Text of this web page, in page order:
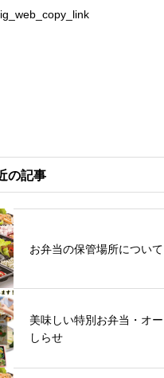
の記事
お弁当の保管場所について
美味しい特別お弁当・オ
しらせ